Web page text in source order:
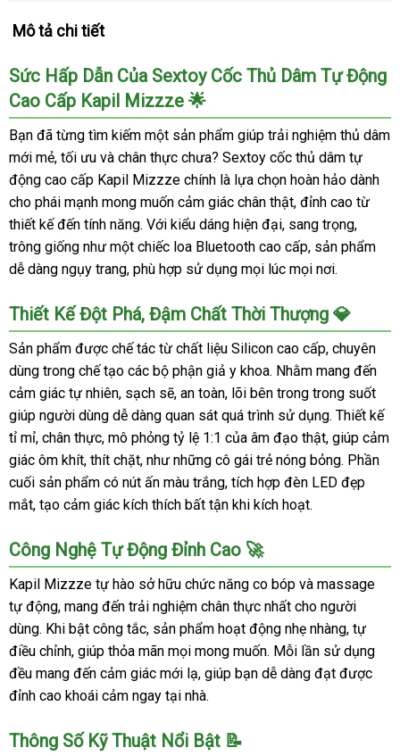
Mô tả chi tiết
Sức Hấp Dẫn Của Sextoy Cốc Thủ Dâm Tự Động
Cao Cấp Kapil Mizzze 🌟
Bạn đã từng tìm kiếm một sản phẩm giúp trải nghiệm thủ dâm
mới mẻ, tối ưu và chân thực chưa? Sextoy cốc thủ dâm tự
động cao cấp Kapil Mizzze chính là lựa chọn hoàn hảo dành
cho phái mạnh mong muốn cảm giác chân thật, đỉnh cao từ
thiết kế đến tính năng. Với kiểu dáng hiện đại, sang trọng,
trông giống như một chiếc loa Bluetooth cao cấp, sản phẩm
dễ dàng ngụy trang, phù hợp sử dụng mọi lúc mọi nơi.
Thiết Kế Đột Phá, Đậm Chất Thời Thượng 💎
Sản phẩm được chế tác từ chất liệu Silicon cao cấp, chuyên
dùng trong chế tạo các bộ phận giả y khoa. Nhằm mang đến
cảm giác tự nhiên, sạch sẽ, an toàn, lõi bên trong trong suốt
giúp người dùng dễ dàng quan sát quá trình sử dụng. Thiết kế
tỉ mỉ, chân thực, mô phỏng tỷ lệ 1:1 của âm đạo thật, giúp cảm
giác ôm khít, thít chặt, như những cô gái trẻ nóng bỏng. Phần
cuối sản phẩm có nút ấn màu trắng, tích hợp đèn LED đẹp
mắt, tạo cảm giác kích thích bất tận khi kích hoạt.
Công Nghệ Tự Động Đỉnh Cao 🚀
Kapil Mizzze tự hào sở hữu chức năng co bóp và massage
tự động, mang đến trải nghiệm chân thực nhất cho người
dùng. Khi bật công tắc, sản phẩm hoạt động nhẹ nhàng, tự
điều chỉnh, giúp thỏa mãn mọi mong muốn. Mỗi lần sử dụng
đều mang đến cảm giác mới lạ, giúp bạn dễ dàng đạt được
đỉnh cao khoái cảm ngay tại nhà.
Thông Số Kỹ Thuật Nổi Bật 📝